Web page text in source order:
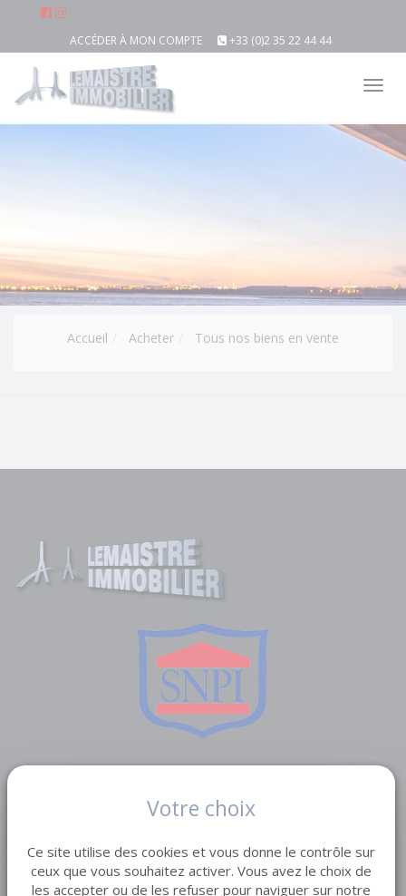
ACCÉDER À MON COMPTE +33 (0)2 35 22 44 44
Accueil Acheter Tous nos biens en vente
VENTE TERRAIN
Votre choix
Ce site utilise des cookies et vous donne le contrôle sur
ceux que vous souhaitez activer. Vous avez le choix de
les accepter ou de les refuser pour naviguer sur notre